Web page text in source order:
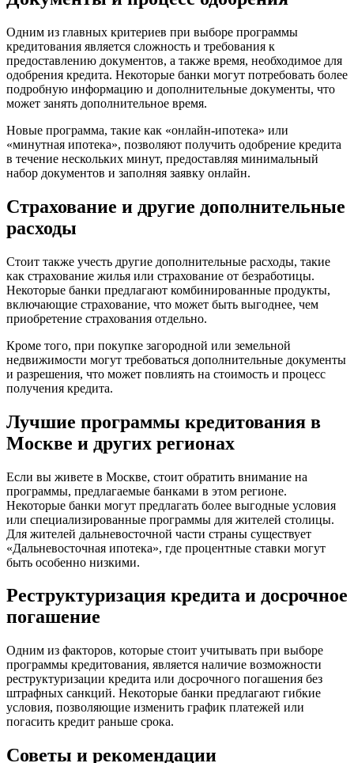
Одним из главных критериев при выборе программы
кредитования является сложность и требования к
предоставлению документов, а также время, необходимое для
одобрения кредита. Некоторые банки могут потребовать более
подробную информацию и дополнительные документы, что
может занять дополнительное время.
Новые программа, такие как «онлайн-ипотека» или
«минутная ипотека», позволяют получить одобрение кредита
в течение нескольких минут, предоставляя минимальный
набор документов и заполняя заявку онлайн.
Страхование и другие дополнительные
расходы
Стоит также учесть другие дополнительные расходы, такие
как страхование жилья или страхование от безработицы.
Некоторые банки предлагают комбинированные продукты,
включающие страхование, что может быть выгоднее, чем
приобретение страхования отдельно.
Кроме того, при покупке загородной или земельной
недвижимости могут требоваться дополнительные документы
и разрешения, что может повлиять на стоимость и процесс
получения кредита.
Лучшие программы кредитования в
Москве и других регионах
Если вы живете в Москве, стоит обратить внимание на
программы, предлагаемые банками в этом регионе.
Некоторые банки могут предлагать более выгодные условия
или специализированные программы для жителей столицы.
Для жителей дальневосточной части страны существует
«Дальневосточная ипотека», где процентные ставки могут
быть особенно низкими.
Реструктуризация кредита и досрочное
погашение
Одним из факторов, которые стоит учитывать при выборе
программы кредитования, является наличие возможности
реструктуризации кредита или досрочного погашения без
штрафных санкций. Некоторые банки предлагают гибкие
условия, позволяющие изменить график платежей или
погасить кредит раньше срока.
Советы и рекомендации